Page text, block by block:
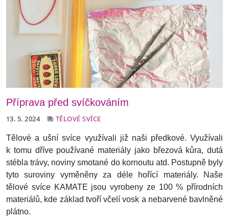
Příprava před svíčkováním
13. 5. 2024 TĚLOVÉ SVÍCE
Tělové a ušní svíce využívali již naši předkové. Využívali
k tomu dříve používané materiály jako březová kůra, dutá
stébla trávy, noviny smotané do kornoutu atd. Postupně byly
tyto suroviny vyměněny za déle hořící materiály. Naše
tělové svíce KAMATE jsou vyrobeny ze 100 % přírodních
materiálů, kde základ tvoří včelí vosk a nebarvené bavlněné
plátno.